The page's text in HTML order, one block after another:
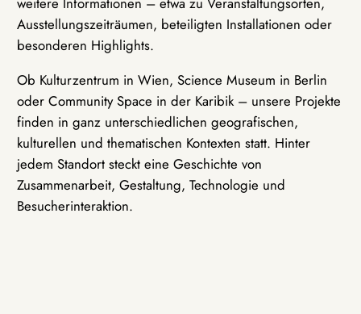
Ausstellungszeiträumen, beteiligten Installationen oder
besonderen Highlights.
Ob Kulturzentrum in Wien, Science Museum in Berlin
oder Community Space in der Karibik – unsere Projekte
finden in ganz unterschiedlichen geografischen,
kulturellen und thematischen Kontexten statt. Hinter
jedem Standort steckt eine Geschichte von
Zusammenarbeit, Gestaltung, Technologie und
Besucherinteraktion.